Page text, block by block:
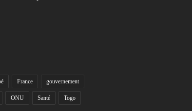
France gouvernement
ONU Santé Togo